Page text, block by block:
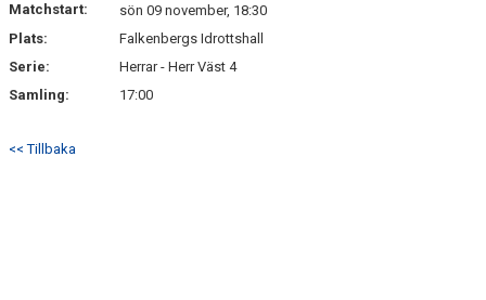
Matchstart:
sön 09 november, 18:30
Plats:
Falkenbergs Idrottshall
Serie:
Herrar - Herr Väst 4
Samling:
17:00
<< Tillbaka